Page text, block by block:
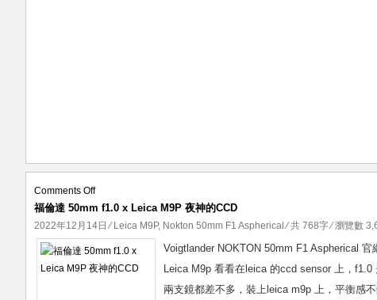
Comments Offon
福
倫
達
福倫達 50mm f1.0 x Leica M9P 夜神的CCD
2022年12月14日 ⁄ Leica M9P, Nokton 50mm F1 Aspherical ⁄ 共 768字 ⁄ 瀏覽數
Voigtlander NOKTON 50mm F1 Aspherical
Leica M9p 看看在leica 的ccd sensor 上，
兩支鏡都差不多，裝上leica m9p 上，平衡感